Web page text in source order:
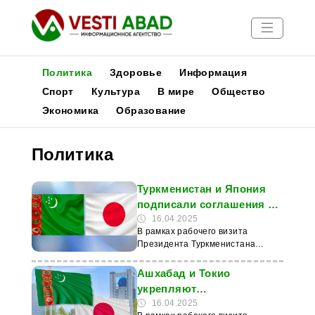
Новости
Медиа
Афиша
Политика Здоровье
Информация
Спорт
Культура В мире
Общество
Экономика
Образование
Политика
Туркменистан и Япония
подписали соглашения по
развитию химической
отрасли
16.04.2025
В рамках рабочего визита
Президента Туркменистана
Японию было подписано
несколько ключевых документов,
направленных на развитие
химической отрасли страны. Об
Ашхабад и Токио
укрепляют
энергетическое
16.04.2025